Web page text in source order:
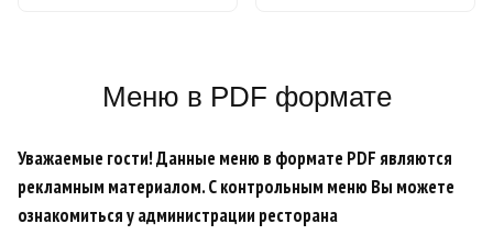
Меню в PDF формате
Уважаемые гости! Данные меню в формате PDF являются
рекламным материалом. С контрольным меню Вы можете
ознакомиться у администрации ресторана